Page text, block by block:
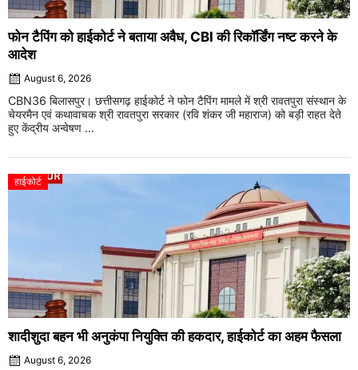
फोन टैपिंग को हाईकोर्ट ने बताया अवैध, CBI की रिकॉर्डिंग नष्ट करने के
आदेश
August 6, 2026
CBN36 बिलासपुर। छत्तीसगढ़ हाईकोर्ट ने फोन टैपिंग मामले में श्री रावतपुरा संस्थान के
चेयरमैन एवं कथावाचक श्री रावतपुरा सरकार (रवि शंकर जी महाराज) को बड़ी राहत देते
हुए केंद्रीय अन्वेषण ...
हाईकोर्ट
शादीशुदा बहन भी अनुकंपा नियुक्ति की हकदार, हाईकोर्ट का अहम फैसला
August 6, 2026